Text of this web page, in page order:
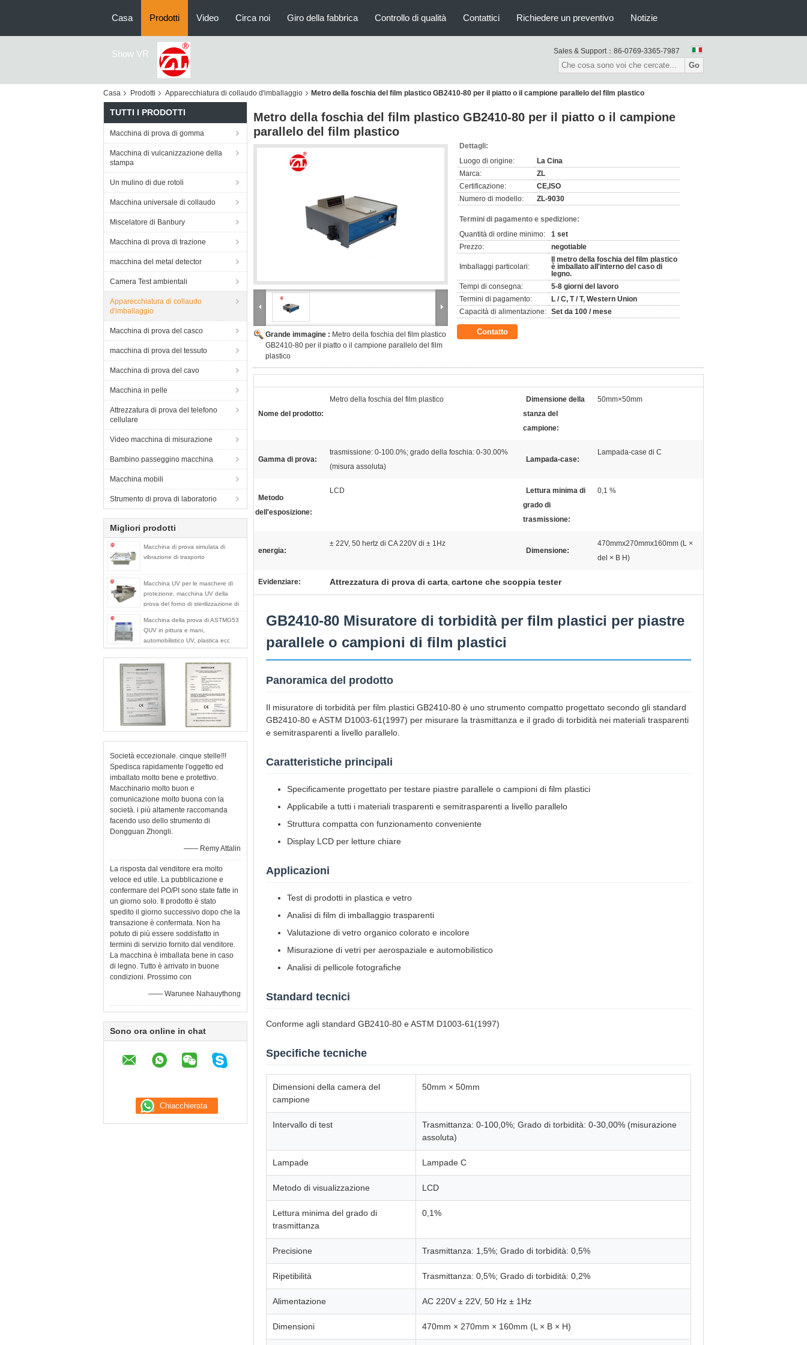
Casa Prodotti Video Circa noi Giro della fabbrica Controllo di qualità Contattici Richiedere un preventivo Notizie
Show VR Sales & Support： 86-0769-3365-7987
Go
Casa Prodotti Apparecchiatura di collaudo d'imballaggio Metro della foschia del film plastico GB2410-80 per il piatto o il campione parallelo del film plastico
TUTTI I PRODOTTI
Macchina di prova di gomma
Macchina di vulcanizzazione della
stampa
Un mulino di due rotoli
Macchina universale di collaudo
Miscelatore di Banbury
Macchina di prova di trazione
macchina del metal detector
Camera Test ambientali
Apparecchiatura di collaudo
d'imballaggio
Macchina di prova del casco
macchina di prova del tessuto
Macchina di prova del cavo
Macchina in pelle
Attrezzatura di prova del telefono
cellulare
Video macchina di misurazione
Bambino passeggino macchina
Macchina mobili
Strumento di prova di laboratorio
Migliori prodotti
Macchina di prova simulata di
vibrazione di trasporto
Macchina UV per le maschere di
protezione, macchina UV della
prova del forno di sterilizzazione di
sterilizzatore
Macchina della prova di ASTMG53
QUV in pittura e mani,
automobilistico UV, plastica ecc
Società eccezionale. cinque stelle!!!
Spedisca rapidamente l'oggetto ed
imballato molto bene e protettivo.
Macchinario molto buon e
comunicazione molto buona con la
società. i più altamente raccomanda
facendo uso dello strumento di
Dongguan Zhongli.
—— Remy Attalin
La risposta dal venditore era molto
veloce ed utile. La pubblicazione e
confermare del PO/PI sono state fatte in
un giorno solo. Il prodotto è stato
spedito il giorno successivo dopo che la
transazione è confermata. Non ha
potuto di più essere soddisfatto in
termini di servizio fornito dal venditore.
La macchina è imballata bene in caso
di legno. Tutto è arrivato in buone
condizioni. Prossimo con
—— Warunee Nahauythong
Sono ora online in chat
Metro della foschia del film plastico GB2410-80 per il piatto o il campione
parallelo del film plastico
Grande immagine : Metro della foschia del film plastico
GB2410-80 per il piatto o il campione parallelo del film
plastico
Dettagli:
Luogo di origine:
La Cina
Marca:
ZL
Certificazione:
CE,ISO
Numero di modello:
ZL-9030
Termini di pagamento e spedizione:
Quantità di ordine minimo:
1 set
Prezzo:
negotiable
Imballaggi particolari:
Il metro della foschia del film plastico
è imballato all'interno del caso di
legno.
Tempi di consegna:
5-8 giorni del lavoro
Termini di pagamento:
L / C, T / T, Western Union
Capacità di alimentazione: Set da 100 / mese
Contatto
Nome del prodotto:
Metro della foschia del film plastico
Dimensione della
stanza del
campione:
50mm×50mm
Gamma di prova:
trasmissione: 0-100.0%; grado della foschia: 0-30.00%
(misura assoluta)
Lampada-case:
Lampada-case di C
Metodo
dell'esposizione:
LCD
Lettura minima di
grado di
trasmissione:
0,1 %
energia:
± 22V, 50 hertz di CA 220V di ± 1Hz
Dimensione:
470mmx270mmx160mm (L ×
del × B H)
Evidenziare: Attrezzatura di prova di carta, cartone che scoppia tester
GB2410-80 Misuratore di torbidità per film plastici per piastre
parallele o campioni di film plastici
Panoramica del prodotto
Il misuratore di torbidità per film plastici GB2410-80 è uno strumento compatto progettato secondo gli standard
GB2410-80 e ASTM D1003-61(1997) per misurare la trasmittanza e il grado di torbidità nei materiali trasparenti
e semitrasparenti a livello parallelo.
Caratteristiche principali
Specificamente progettato per testare piastre parallele o campioni di film plastici
Applicabile a tutti i materiali trasparenti e semitrasparenti a livello parallelo
Struttura compatta con funzionamento conveniente
Display LCD per letture chiare
Applicazioni
Test di prodotti in plastica e vetro
Analisi di film di imballaggio trasparenti
Valutazione di vetro organico colorato e incolore
Misurazione di vetri per aerospaziale e automobilistico
Analisi di pellicole fotografiche
Standard tecnici
Conforme agli standard GB2410-80 e ASTM D1003-61(1997)
Specifiche tecniche
Dimensioni della camera del
campione
50mm × 50mm
Intervallo di test
Trasmittanza: 0-100,0%; Grado di torbidità: 0-30,00% (misurazione
assoluta)
Lampade Lampade C
Metodo di visualizzazione LCD
Lettura minima del grado di
trasmittanza
0,1%
Precisione Trasmittanza: 1,5%; Grado di torbidità: 0,5%
Ripetibilità Trasmittanza: 0,5%; Grado di torbidità: 0,2%
Alimentazione AC 220V ± 22V, 50 Hz ± 1Hz
Dimensioni 470mm × 270mm × 160mm (L × B × H)